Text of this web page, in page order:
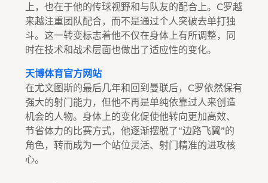
上，也在于他的传球视野和与队友的配合上。C罗越
来越注重团队配合，而不是通过个人突破去单打独
斗。这一转变标志着他不仅在身体上有所调整，同
时在技术和战术层面也做出了适应性的变化。
天博体育官方网站
在尤文图斯的最后几年和回到曼联后，C罗依然保有
强大的射门能力，但他不再是单纯依靠过人来创造
机会的人物。身体上的变化促使他转向更加高效、
节省体力的比赛方式，他逐渐摆脱了“边路飞翼”的
角色，转而成为一个站位灵活、射门精准的进攻核
心。